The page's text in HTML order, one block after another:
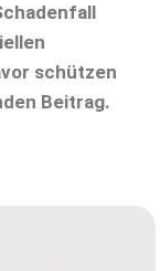
schützen
Beitrag.